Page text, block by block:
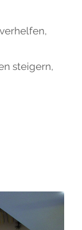
,
steigern,